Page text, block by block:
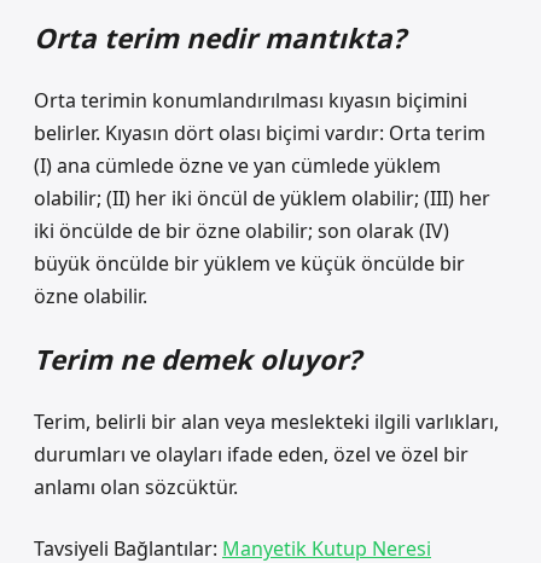
Orta terim nedir mantıkta?
Orta terimin konumlandırılması kıyasın biçimini
belirler. Kıyasın dört olası biçimi vardır: Orta terim
(I) ana cümlede özne ve yan cümlede yüklem
olabilir; (II) her iki öncül de yüklem olabilir; (III) her
iki öncülde de bir özne olabilir; son olarak (IV)
büyük öncülde bir yüklem ve küçük öncülde bir
özne olabilir.
Terim ne demek oluyor?
Terim, belirli bir alan veya meslekteki ilgili varlıkları,
durumları ve olayları ifade eden, özel ve özel bir
anlamı olan sözcüktür.
Tavsiyeli Bağlantılar: Manyetik Kutup Neresi